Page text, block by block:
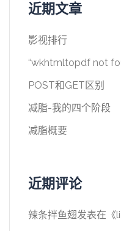
近期文章
影视排行
“wkhtmltopdf not
POST和GET区别
减脂-我的四个阶段
减脂概要
近期评论
辣条拌鱼翅发表在《